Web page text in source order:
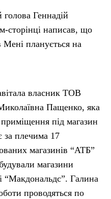
Геннадій
сторінці написав, що
Мені планується на
власник ТОВ
Пащенко, яка
під магазин
плечима 17
магазинів “АТБ”
магазини
“Макдональдс”. Галина
проводяться по